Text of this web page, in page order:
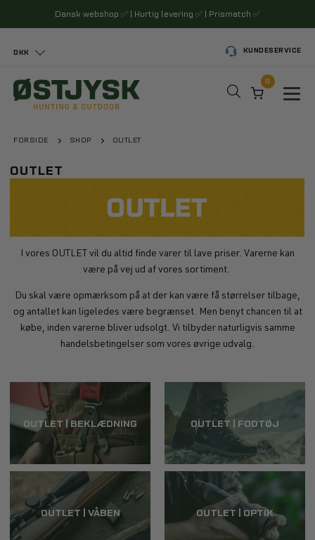
Dansk webshop ✅ | Hurtig levering ✅ | Prismatch ✅
DKK KUNDESERVICE
0
FORSIDE SHOP OUTLET
OUTLET
I vores OUTLET vil du altid finde varer til lave priser. Varerne kan
være på vej ud af vores sortiment.
Du skal være opmærksom på at der kan være få størrelser tilbage,
og antallet kan ligeledes være begrænset. Men benyt chancen til at
købe, inden varerne bliver udsolgt. Vi tilbyder naturligvis samme
handelsbetingelser som vores øvrige udvalg.
OUTLET | BEKLÆDNING OUTLET | FODTØJ
OUTLET | VÅBEN OUTLET | OPTIK